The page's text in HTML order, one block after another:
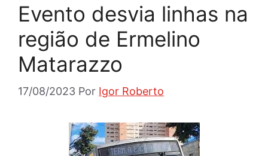
Evento desvia linhas na
região de Ermelino
Matarazzo
17/08/2023 Por Igor Roberto